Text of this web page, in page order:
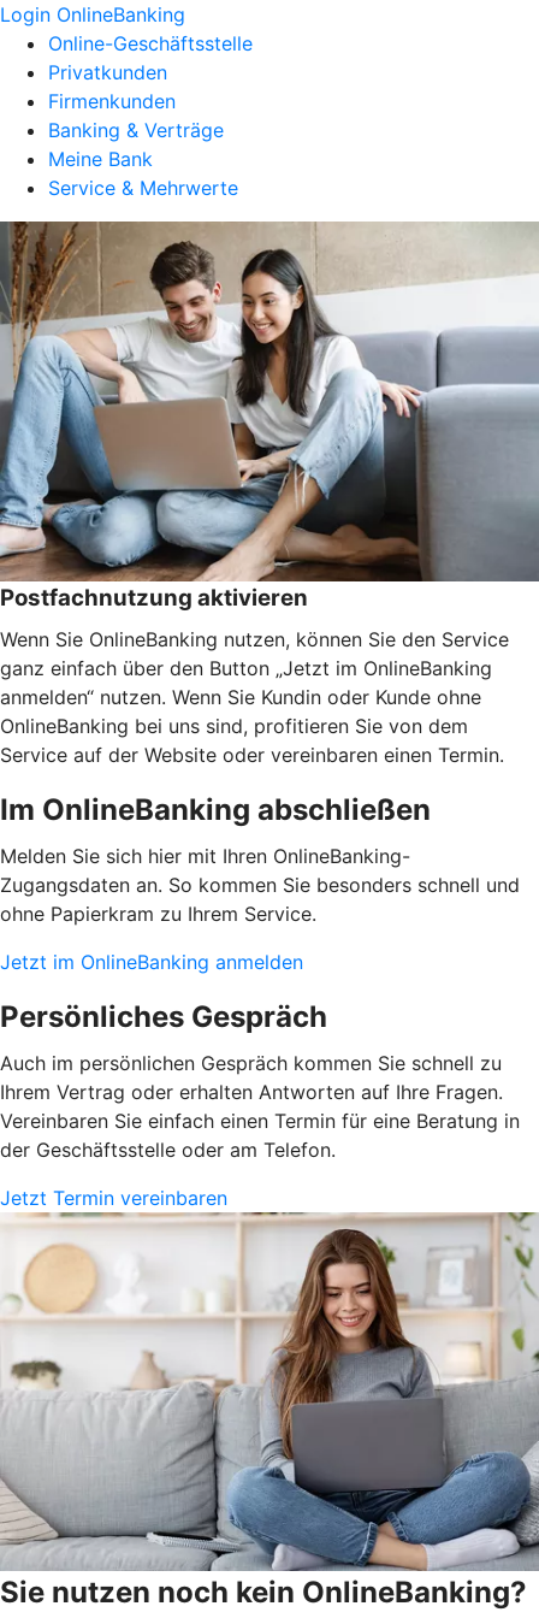
Login OnlineBanking
Online-Geschäftsstelle
Privatkunden
Firmenkunden
Banking & Verträge
Meine Bank
Service & Mehrwerte
Postfachnutzung aktivieren
Wenn Sie OnlineBanking nutzen, können Sie den Service
ganz einfach über den Button „Jetzt im OnlineBanking
anmelden“ nutzen. Wenn Sie Kundin oder Kunde ohne
OnlineBanking bei uns sind, profitieren Sie von dem
Service auf der Website oder vereinbaren einen Termin.
Im OnlineBanking abschließen
Melden Sie sich hier mit Ihren OnlineBanking-
Zugangsdaten an. So kommen Sie besonders schnell und
ohne Papierkram zu Ihrem Service.
Jetzt im OnlineBanking anmelden
Persönliches Gespräch
Auch im persönlichen Gespräch kommen Sie schnell zu
Ihrem Vertrag oder erhalten Antworten auf Ihre Fragen.
Vereinbaren Sie einfach einen Termin für eine Beratung in
der Geschäftsstelle oder am Telefon.
Jetzt Termin vereinbaren
Sie nutzen noch kein OnlineBanking?